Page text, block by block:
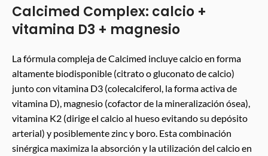
Calcimed Complex: calcio +
vitamina D3 + magnesio
La fórmula compleja de Calcimed incluye calcio en forma
altamente biodisponible (citrato o gluconato de calcio)
junto con vitamina D3 (colecalciferol, la forma activa de
vitamina D), magnesio (cofactor de la mineralización ósea),
vitamina K2 (dirige el calcio al hueso evitando su depósito
arterial) y posiblemente zinc y boro. Esta combinación
sinérgica maximiza la absorción y la utilización del calcio en